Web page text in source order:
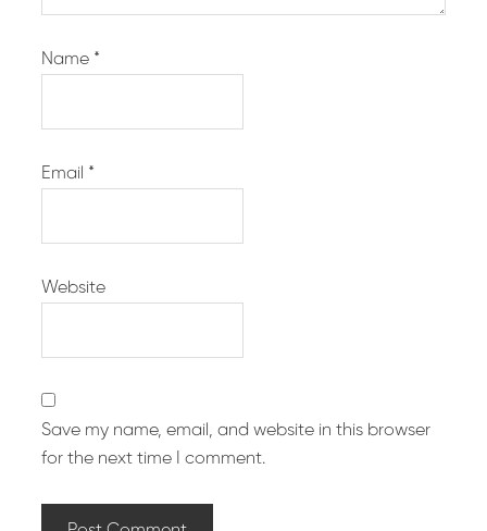
Name *
Email *
Website
Save my name, email, and website in this browser
for the next time I comment.